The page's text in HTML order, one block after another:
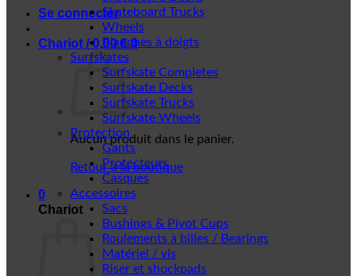
Se connecter
Chariot /0,00€ 0
Aucun produit dans le panier.
Retour à la boutique
0
Chariot
Skateboard Trucks
Wheels
Planches à doigts
Surfskates
Surfskate Completes
Surfskate Decks
Surfskate Trucks
Surfskate Wheels
Protection
Gants
Protecteurs
Casques
Accessoires
Sacs
Bushings & Pivot Cups
Roulements à billes / Bearings
Matériel / vis
Riser et shockpads